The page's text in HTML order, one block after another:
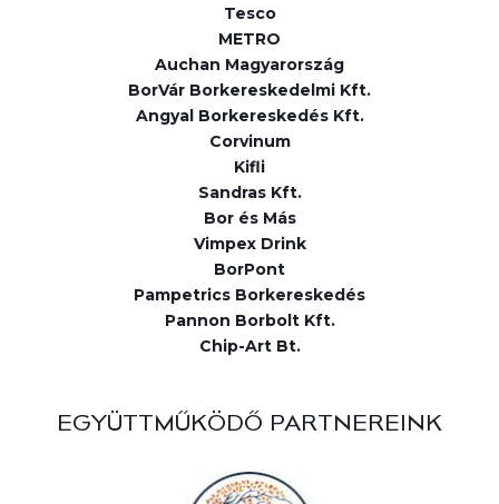
Tesco
METRO
Auchan Magyarország
BorVár Borkereskedelmi Kft.
Angyal Borkereskedés Kft.
Corvinum
Kifli
Sandras Kft.
Bor és Más
Vimpex Drink
BorPont
Pampetrics Borkereskedés
Pannon Borbolt Kft.
Chip-Art Bt.
EGYÜTTMŰKÖDŐ PARTNEREINK